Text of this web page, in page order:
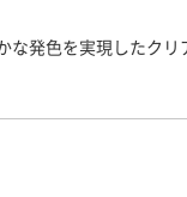
発色を実現したクリ